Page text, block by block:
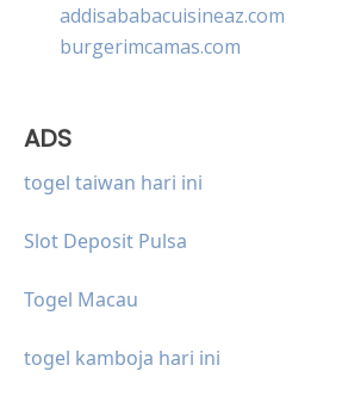
addisababacuisineaz.com
burgerimcamas.com
ADS
togel taiwan hari ini
Slot Deposit Pulsa
Togel Macau
togel kamboja hari ini